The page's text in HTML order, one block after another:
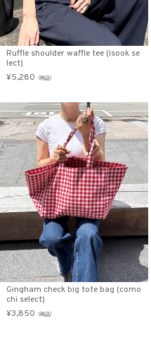
Ruffle shoulder waffle tee (isook se
lect)
¥5,280 （税込）
Gingham check big tote bag (como
chi select)
¥3,850 （税込）